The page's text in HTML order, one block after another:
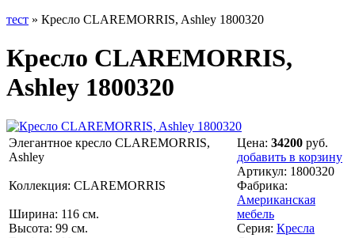
тест » Кресло CLAREMORRIS, Ashley 1800320
Кресло CLAREMORRIS,
Ashley 1800320
Элегантное кресло CLAREMORRIS,
Ashley
Коллекция: CLAREMORRIS
Ширина: 116 см.
Высота: 99 см.
Цена: 34200 руб.
добавить в корзину
Артикул: 1800320
Фабрика:
Американская
мебель
Серия: Кресла